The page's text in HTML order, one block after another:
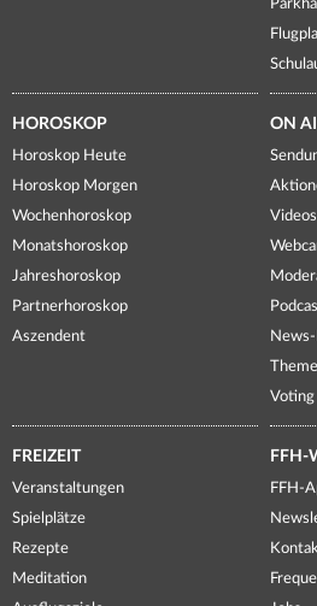
HOROSKOP
Horoskop Heute
Horoskop Morgen
Wochenhoroskop
Monatshoroskop
Jahreshoroskop
Partnerhoroskop
Aszendent
ON
Videos
Voting
FREIZEIT
Veranstaltungen
Spielplätze
Rezepte
Meditation
FFH-
FFH-